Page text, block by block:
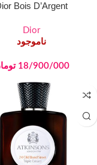
Bois D’Argent
Dior
ناموجود
18/900/000